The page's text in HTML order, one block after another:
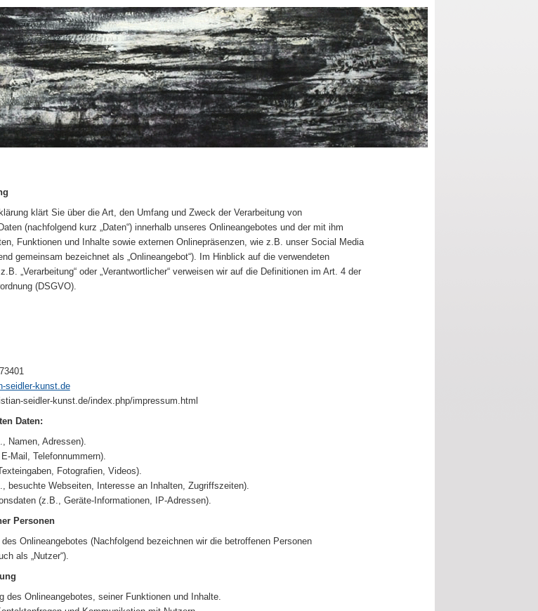
klärt Sie über die Art, den Umfang und Zweck der Verarbeitung von
(nachfolgend kurz „Daten“) innerhalb unseres Onlineangebotes und der mit ihm
Funktionen und Inhalte sowie externen Onlinepräsenzen, wie z.B. unser Social Media
gemeinsam bezeichnet als „Onlineangebot“). Im Hinblick auf die verwendeten
„Verarbeitung“ oder „Verantwortlicher“ verweisen wir auf die Definitionen im Art. 4 der
(DSGVO).
seidler-kunst.de
seidler-kunst.de/index.php/impressum.html
Daten:
Namen, Adressen).
Mail, Telefonnummern).
Fotografien, Videos).
besuchte Webseiten, Interesse an Inhalten, Zugriffszeiten).
(z.B., Geräte-Informationen, IP-Adressen).
Personen
Onlineangebotes (Nachfolgend bezeichnen wir die betroffenen Personen
als „Nutzer“).
des Onlineangebotes, seiner Funktionen und Inhalte.